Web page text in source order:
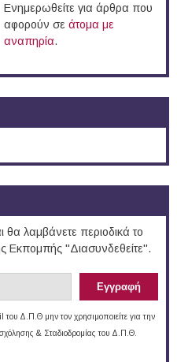
Ενημερωθείτε για άρθρα που
αφορούν σε άτομα με
αναπηρία.
λαμβάνετε περιοδικά το
Εκπομπής "Διασυνδεθείτε".
του Δ.Π.Θ μην τον χρησιμοποιείτε για την
& Σταδιοδρομίας του Δ.Π.Θ.